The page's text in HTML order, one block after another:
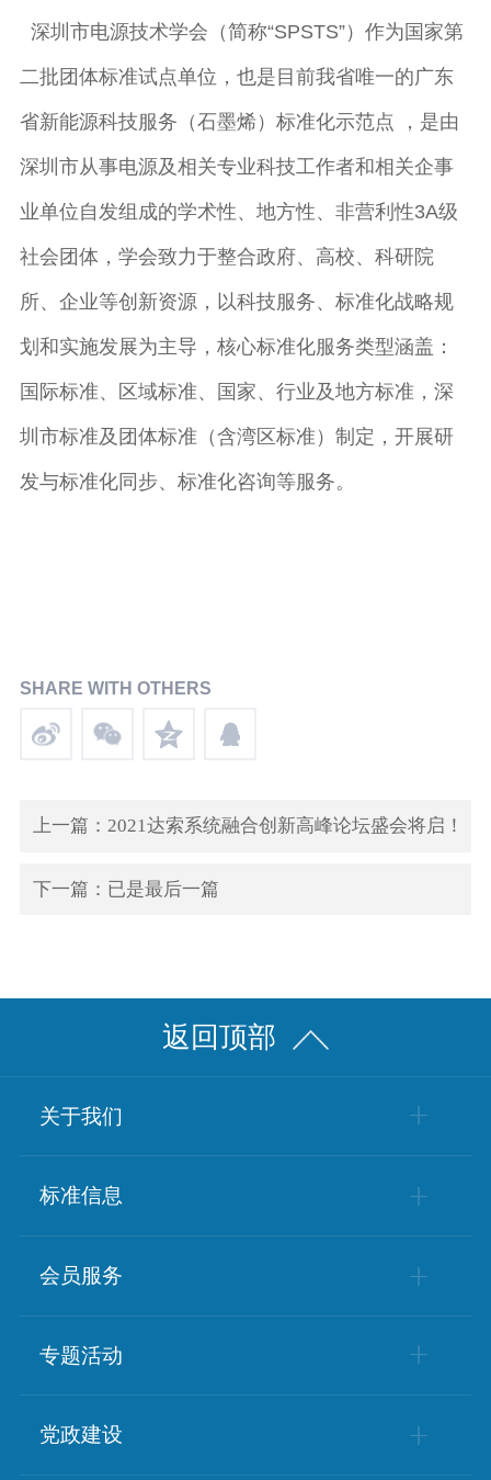
深圳市电源技术学会（简称“SPSTS”）作为国家第
二批团体标准试点单位，也是目前我省唯一的广东
省新能源科技服务（石墨烯）标准化示范点 ，是由
深圳市从事电源及相关专业科技工作者和相关企事
业单位自发组成的学术性、地方性、非营利性3A级
社会团体，学会致力于整合政府、高校、科研院
所、企业等创新资源，以科技服务、标准化战略规
划和实施发展为主导，核心标准化服务类型涵盖：
国际标准、区域标准、国家、行业及地方标准，深
圳市标准及团体标准（含湾区标准）制定，开展研
发与标准化同步、标准化咨询等服务。
SHARE WITH OTHERS
上一篇：2021达索系统融合创新高峰论坛盛会将启！
下一篇：已是最后一篇
返回顶部
关于我们
学会简介
组织架构
标准信息
标准动态
会员服务
会员风采
专题活动
科普基地
党政建设